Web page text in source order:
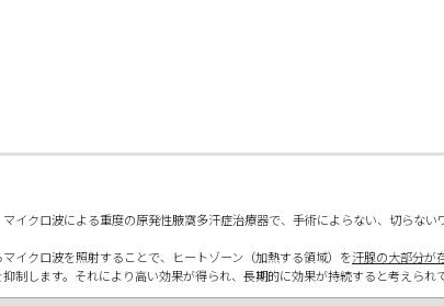
イクロ波による重度の原発性腋窩多汗症治療器で、手術によらない、切らない
イクロ波を照射することで、ヒートゾーン（加熱する領域）を汗腺の大部分が
制します。それにより高い効果が得られ、長期的に効果が持続すると考えられ